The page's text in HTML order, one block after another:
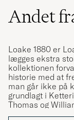
Andet
Loake 1880 er
lægges ekstra
kollektionen
historie med at
man går ikke på
grundlagt i
Thomas og
fremstillet mere